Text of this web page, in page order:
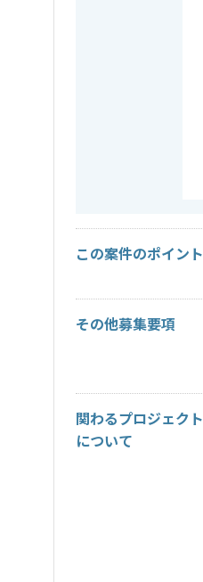
この案件のポイント
その他募集要項
関わるプロジェクト
について